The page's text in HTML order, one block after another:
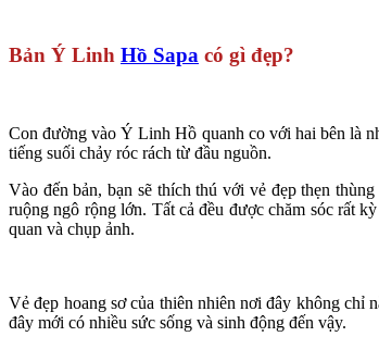
Bản Ý Linh Hồ Sapa có gì đẹp?
Con đường vào Ý Linh Hồ quanh co với hai bên là
tiếng suối chảy róc rách từ đầu nguồn.
Vào đến bản, bạn sẽ thích thú với vẻ đẹp thẹn
ruộng ngô rộng lớn. Tất cả đều được chăm sóc rất
quan và chụp ảnh.
Vẻ đẹp hoang sơ của thiên nhiên nơi đây không chỉ
đây mới có nhiều sức sống và sinh động đến vậy.